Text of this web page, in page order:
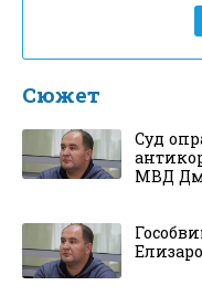
Сюжет
Суд
МВД